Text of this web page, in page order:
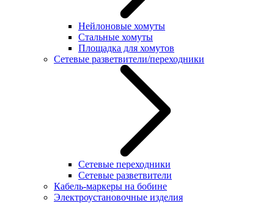
Нейлоновые хомуты
Стальные хомуты
Площадка для хомутов
Сетевые разветвители/переходники
Сетевые переходники
Сетевые разветвители
Кабель-маркеры на бобине
Электроустановочные изделия